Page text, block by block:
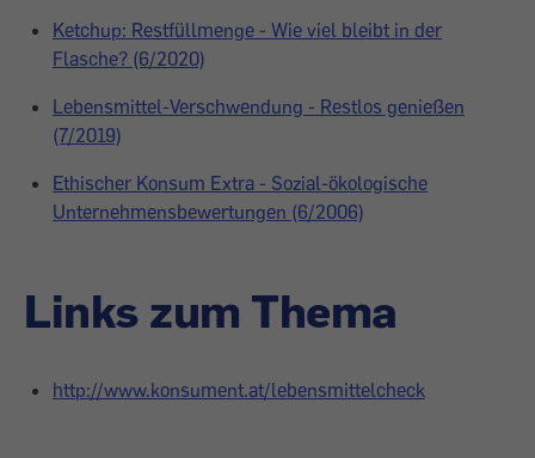
Ketchup: Restfüllmenge - Wie viel bleibt in der
Flasche? (6/2020)
Lebensmittel-Verschwendung - Restlos genießen
(7/2019)
Ethischer Konsum Extra - Sozial-ökologische
Unternehmensbewertungen (6/2006)
Links zum Thema
http://www.konsument.at/lebensmittelcheck